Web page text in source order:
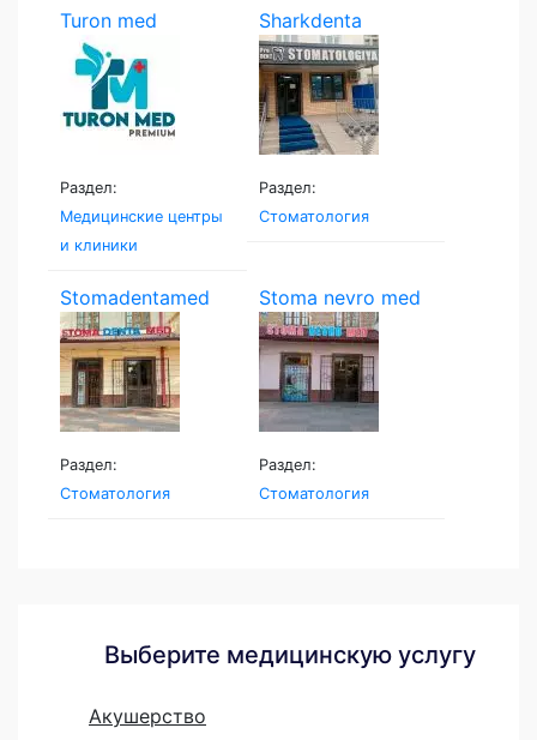
Turon med
Раздел:
Медицинские центры
и клиники
Sharkdenta
Раздел:
Стоматология
Stomadentamed
Раздел:
Стоматология
Stoma nevro med
Раздел:
Стоматология
Выберите медицинскую услугу
Акушерство